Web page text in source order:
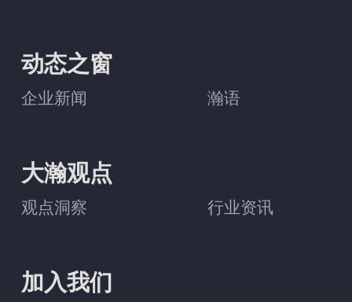
动态之窗
企业新闻 瀚语
大瀚观点
观点洞察 行业资讯
加入我们